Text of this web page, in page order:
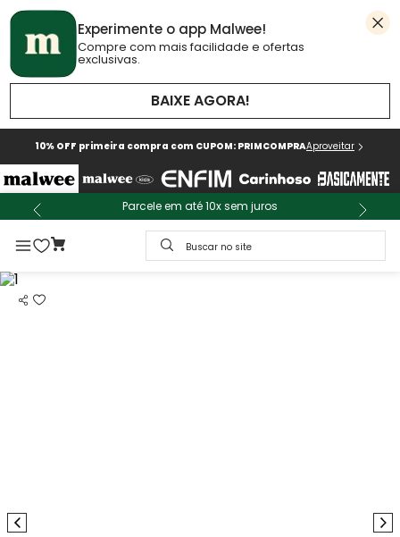
Experimente o app Malwee!
Compre com mais facilidade e ofertas
exclusivas.
BAIXE AGORA!
10% OFF primeira compra com CUPOM: PRIMCOMPRAAproveitar
Parcele em até 10x sem juros
Buscar no site